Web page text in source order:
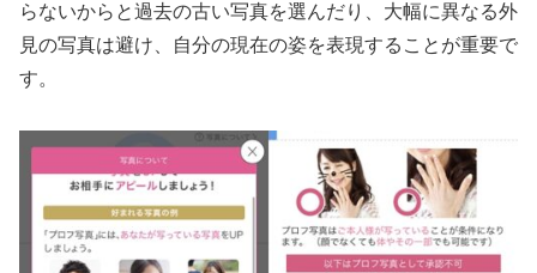
らないからと過去の古い写真を選んだり、大幅に異なる外
見の写真は避け、自分の現在の姿を表現することが重要で
す。